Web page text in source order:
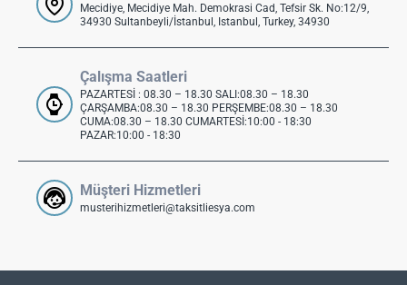
Mecidiye, Mecidiye Mah. Demokrasi Cad, Tefsir Sk. No:12/9,
34930 Sultanbeyli/İstanbul, Istanbul, Turkey, 34930
Çalışma Saatleri
PAZARTESİ : 08.30 – 18.30 SALI:08.30 – 18.30
ÇARŞAMBA:08.30 – 18.30 PERŞEMBE:08.30 – 18.30
CUMA:08.30 – 18.30 CUMARTESİ:10:00 - 18:30
PAZAR:10:00 - 18:30
Müşteri Hizmetleri
musterihizmetleri@taksitliesya.com